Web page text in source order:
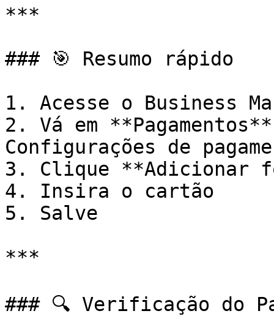
***
### 🎯 Resumo rápido
1. Acesse o Business
2. Vá em
Configurações de
3. Clique **Adicionar
4. Insira o cartão
5. Salve
***
### 🔍 Verificação do